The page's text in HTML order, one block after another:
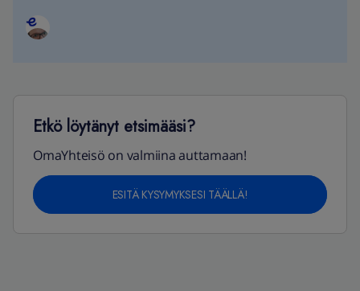
Etkö löytänyt etsimääsi?
OmaYhteisö on valmiina auttamaan!
ESITÄ KYSYMYKSESI TÄÄLLÄ!